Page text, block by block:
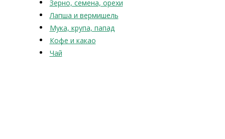
Зерно, семена, орехи
Лапша и вермишель
Мука, крупа, папад
Кофе и какао
Чай